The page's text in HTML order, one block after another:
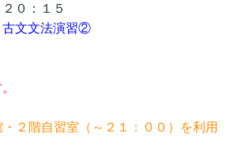
０：１５
文文法演習②
。
２階自習室（～２１：００）を利用